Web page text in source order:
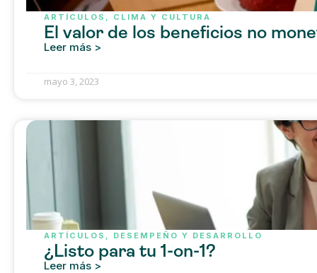
ARTÍCULOS CLIMA Y CULTURA
El valor de los beneficios no
Leer más >
mayo 3, 2023
ARTÍCULOS DESEMPEÑO Y DESARROLLO
¿Listo para tu 1-on-1?
Leer más >